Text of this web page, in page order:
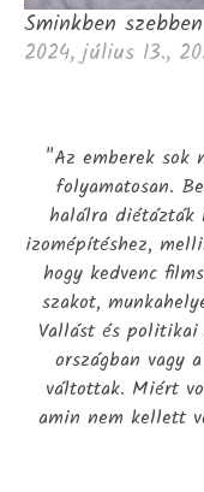
Sminkben szebben
2024, július 13.,
"Az emberek sok
folyamatosan.
halálra diétázták
izomépítéshez,
hogy kedvenc
szakot,
Vallást és
országban vagy
váltottak. Miért
amin nem kellett